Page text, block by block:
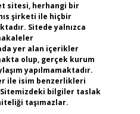
sitesi, herhangi bir
şirketi ile hiçbir
Sitede yalnızca
yer alan içerikler
olup, gerçek kurum
yapılmamaktadır.
ile isim benzerlikleri
bilgiler taslak
taşımazlar.